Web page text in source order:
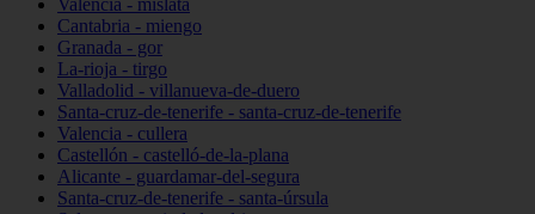
Valencia - mislata
Cantabria - miengo
Granada - gor
La-rioja - tirgo
Valladolid - villanueva-de-duero
Santa-cruz-de-tenerife - santa-cruz-de-tenerife
Valencia - cullera
Castellón - castelló-de-la-plana
Alicante - guardamar-del-segura
Santa-cruz-de-tenerife - santa-úrsula